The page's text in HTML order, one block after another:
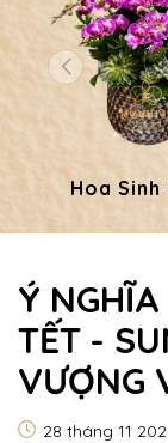
Hoa Sinh
Ý
TẾT -
VƯỢNG
28 tháng 11